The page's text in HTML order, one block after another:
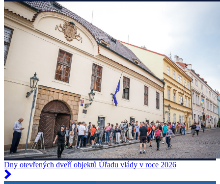
Dny otevřených dveří objektů Úřadu vlády v roce 2026